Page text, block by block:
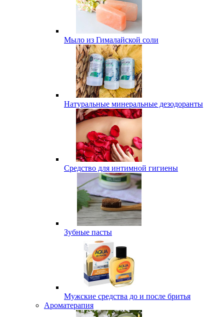
Мыло из Гималайской соли
Натуральные минеральные дезодоранты
Средство для интимной гигиены
Зубные пасты
Мужские средства до и после бритья
Ароматерапия